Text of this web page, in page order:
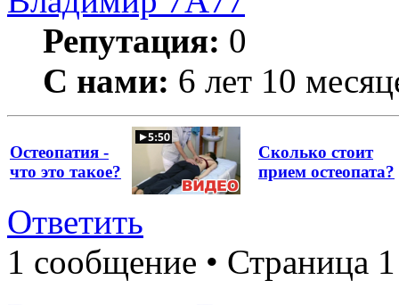
Репутация: 0
С нами: 6 лет 10
Остеопатия -
что это такое?
Сколько стоит
прием остеопата?
Ответить
1 сообщение • Страница